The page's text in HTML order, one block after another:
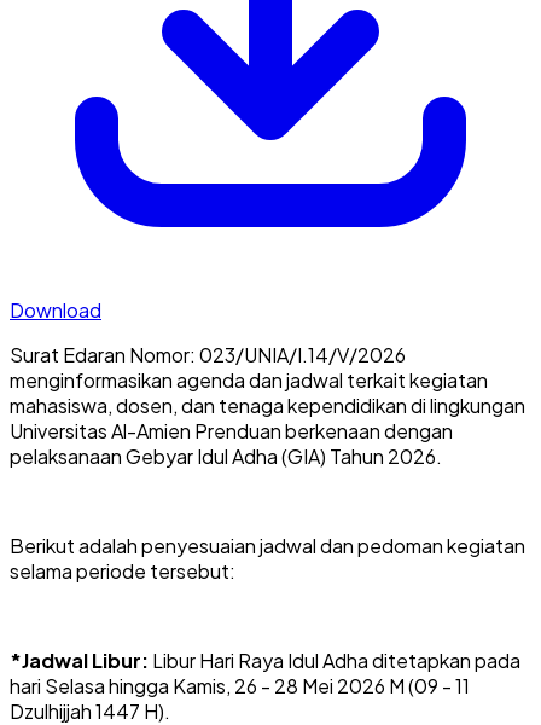
Download
Surat Edaran Nomor: 023/UNIA/I.14/V/2026
menginformasikan agenda dan jadwal terkait kegiatan
mahasiswa, dosen, dan tenaga kependidikan di lingkungan
Universitas Al-Amien Prenduan berkenaan dengan
pelaksanaan Gebyar Idul Adha (GIA) Tahun 2026.
Berikut adalah penyesuaian jadwal dan pedoman kegiatan
selama periode tersebut:
*Jadwal Libur: Libur Hari Raya Idul Adha ditetapkan pada
hari Selasa hingga Kamis, 26 - 28 Mei 2026 M (09 - 11
Dzulhijjah 1447 H).